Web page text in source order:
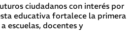
ciudadanos con interés por
educativa fortalece la primera
escuelas, docentes y